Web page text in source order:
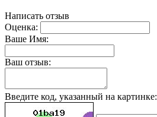
Написать отзыв
Оценка:
Ваше Имя:
Ваш отзыв:
Введите код, указанный на картинке: